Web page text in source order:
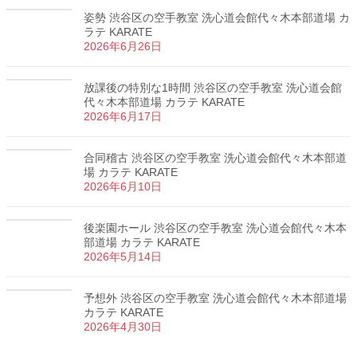
姿勢 渋谷区の空手教室 洗心道会館代々木本部道場 カ
ラテ KARATE
2026年6月26日
放課後の特別な1時間 渋谷区の空手教室 洗心道会館
代々木本部道場 カラテ KARATE
2026年6月17日
合同稽古 渋谷区の空手教室 洗心道会館代々木本部道
場 カラテ KARATE
2026年6月10日
後楽園ホール 渋谷区の空手教室 洗心道会館代々木本
部道場 カラテ KARATE
2026年5月14日
予想外 渋谷区の空手教室 洗心道会館代々木本部道場
カラテ KARATE
2026年4月30日